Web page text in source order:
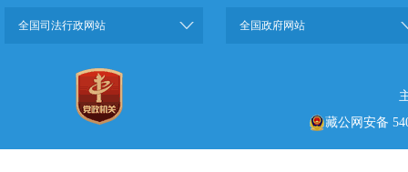
全国司法行政网站 全国政府网站
藏公网安备